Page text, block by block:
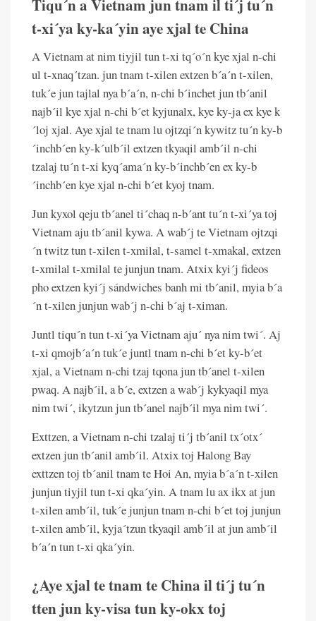
Tiqu´n a Vietnam jun tnam il ti´j tu´n
t-xi´ya ky-ka´yin aye xjal te China
A Vietnam at nim tiyjil tun t-xi tq´o´n kye xjal n-chi
ul t-xnaq´tzan. jun tnam t-xilen extzen b´a´n t-xilen,
tuk´e jun tajlal nya b´a´n, n-chi b´inchet jun tb´anil
najb´il kye xjal n-chi b´et kyjunalx, kye ky-ja ex kye k
´loj xjal. Aye xjal te tnam lu ojtzqi´n kywitz tu´n ky-b
´inchb´en ky-k´ulb´il extzen tkyaqil amb´il n-chi
tzalaj tu´n t-xi kyq´ama´n ky-b´inchb´en ex ky-b
´inchb´en kye xjal n-chi b´et kyoj tnam.
Jun kyxol qeju tb´anel ti´chaq n-b´ant tu´n t-xi´ya toj
Vietnam aju tb´anil kywa. A wab´j te Vietnam ojtzqi
´n twitz tun t-xilen t-xmilal, t-samel t-xmakal, extzen
t-xmilal t-xmilal te junjun tnam. Atxix kyi´j fideos
pho extzen kyi´j sándwiches banh mi tb´anil, myia b´a
´n t-xilen junjun wab´j n-chi b´aj t-ximan.
Juntl tiqu´n tun t-xi´ya Vietnam aju´ nya nim twi´. Aj
t-xi qmojb´a´n tuk´e juntl tnam n-chi b´et ky-b´et
xjal, a Vietnam n-chi tzaj tqona jun tb´anel t-xilen
pwaq. A najb´il, a b´e, extzen a wab´j kykyaqil mya
nim twi´, ikytzun jun tb´anel najb´il mya nim twi´.
Exttzen, a Vietnam n-chi tzalaj ti´j tb´anil tx´otx´
extzen jun tb´anil amb´il. Atxix toj Halong Bay
exttzen toj tb´anil tnam te Hoi An, myia b´a´n t-xilen
junjun tiyjil tun t-xi qka´yin. A tnam lu ax ikx at jun
t-xilen amb´il, tuk´e junjun tnam n-chi b´et toj junjun
t-xilen amb´il, kyja´tzun tkyaqil amb´il at jun amb´il
b´a´n tun t-xi qka´yin.
¿Aye xjal te tnam te China il ti´j tu´n
tten jun ky-visa tun ky-okx toj